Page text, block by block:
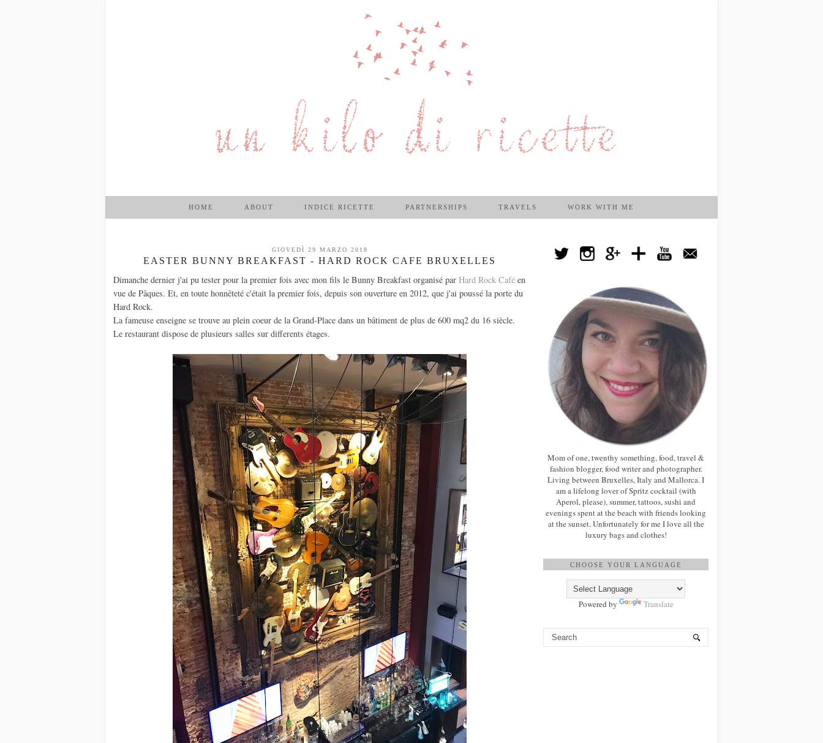
HOME ABOUT INDICE RICETTE PARTNERSHIPS TRAVELS WORK WITH ME
GIOVEDÌ 29 MARZO 2018
EASTER BUNNY BREAKFAST - HARD ROCK CAFE BRUXELLES
Dimanche dernier j'ai pu tester pour la premier fois avec mon fils le Bunny Breakfast organisé par Hard Rock Café en
vue de Pâques. Et, en toute honnêteté c'était la premier fois, depuis son ouverture en 2012, que j'ai poussé la porte du
Hard Rock.
La fameuse enseigne se trouve au plein coeur de la Grand-Place dans un bâtiment de plus de 600 mq2 du 16 siècle.
Le restaurant dispose de plusieurs salles sur differents étages.
Mom of one, twenthy something, food, travel &
fashion blogger, food writer and photographer.
Living between Bruxelles, Italy and Mallorca. I
am a lifelong lover of Spritz cocktail (with
Aperol, please), summer, tattoos, sushi and
evenings spent at the beach with friends looking
at the sunset. Unfortunately for me I love all the
luxury bags and clothes!
CHOOSE YOUR LANGUAGE
Powered by Translate